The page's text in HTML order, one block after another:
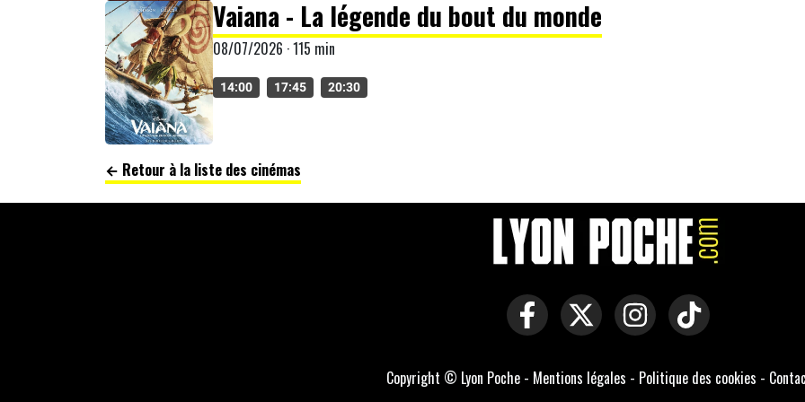
Vaiana - La légende du bout du monde
08/07/2026 · 115 min
14:00 17:45 20:30
← Retour à la liste des cinémas
Copyright © Lyon Poche - Mentions légales - Politique des cookies -